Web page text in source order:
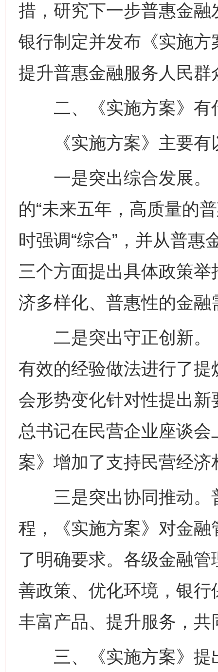
措，研究下一步普惠金
银行制定并发布《实施
提升普惠金融服务人民
二、《实施方案》有
《实施方案》主要有
一是突出综合发展。
的“未来五年，高质量的
时强调“综合”，并从普
三个方面提出具体政策
济多样化、普惠性的金融
二是突出守正创新。
有效的经验做法进行了
会形势变化针对性提出
总书记在民营企业座谈
案》增加了支持民营经济
三是突出协同推动。
程，《实施方案》对金
了明确要求。各级金融
善政策、优化环境，银
丰富产品、提升服务，
三、《实施方案》提